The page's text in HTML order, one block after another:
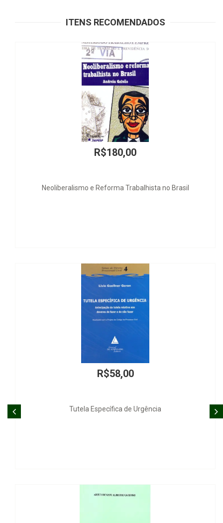
ITENS RECOMENDADOS
e Reforma Trabalhista no Brasil
Tutela Específica de Urgência Revista